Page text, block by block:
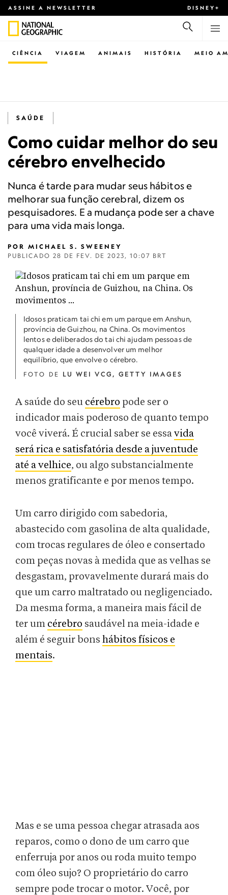
ASSINE A NEWSLETTER DISNEY+
CIÊNCIA VIAGEM ANIMAIS HISTÓRIA MEIO
SAÚDE
Como cuidar melhor do seu
cérebro envelhecido
Nunca é tarde para mudar seus hábitos e
melhorar sua função cerebral, dizem os
pesquisadores. E a mudança pode ser a chave
para uma vida mais longa.
POR MICHAEL S. SWEENEY
PUBLICADO 28 DE FEV. DE 2023, 10:07 BRT
Idosos praticam tai chi em um parque em Anshun,
província de Guizhou, na China. Os movimentos
lentos e deliberados do tai chi ajudam pessoas de
qualquer idade a desenvolver um melhor
equilíbrio, que envolve o cérebro.
FOTO DE LU WEI VCG, GETTY IMAGES
A saúde do seu cérebro pode ser o
indicador mais poderoso de quanto tempo
você viverá. É crucial saber se essavida
será rica e satisfatória desde a juventude
até a velhice, ou algo substancialmente
menos gratificante e por menos tempo.
Um carro dirigido com sabedoria,
abastecido com gasolina de alta qualidade,
com trocas regulares de óleo e consertado
com peças novas à medida que as velhas se
desgastam, provavelmente durará mais do
que um carro maltratado ou negligenciado.
Da mesma forma, a maneira mais fácil de
ter um cérebro saudável na meia-idade e
além é seguir bons hábitos físicos e
mentais.
Mas e se uma pessoa chegar atrasada aos
reparos, como o dono de um carro que
enferruja por anos ou roda muito tempo
com óleo sujo? O proprietário do carro
sempre pode trocar o motor. Você, por